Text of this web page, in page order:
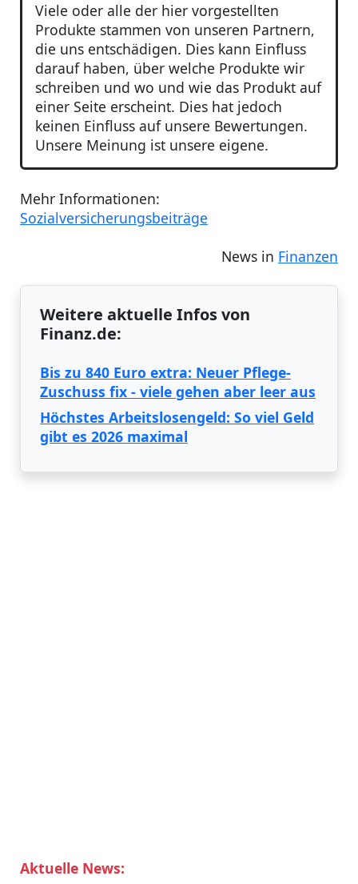
Viele oder alle der hier vorgestellten
Produkte stammen von unseren Partnern,
die uns entschädigen. Dies kann Einfluss
darauf haben, über welche Produkte wir
schreiben und wo und wie das Produkt auf
einer Seite erscheint. Dies hat jedoch
keinen Einfluss auf unsere Bewertungen.
Unsere Meinung ist unsere eigene.
Mehr Informationen:
Sozialversicherungsbeiträge
News in Finanzen
Weitere aktuelle Infos von
Finanz.de:
Bis zu 840 Euro extra: Neuer Pflege-
Zuschuss fix - viele gehen aber leer aus
Höchstes Arbeitslosengeld: So viel Geld
gibt es 2026 maximal
Aktuelle News: